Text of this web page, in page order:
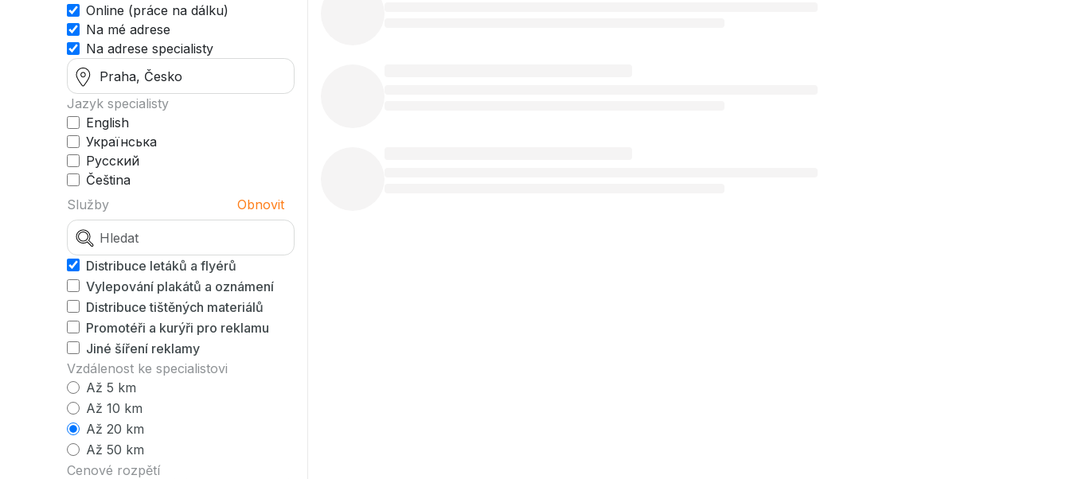
Online (práce na dálku)
Na mé adrese
Na adrese specialisty
Jazyk specialisty
English
Українська
Русский
Čeština
Služby
Obnovit
Distribuce letáků a flyérů
Vylepování plakátů a oznámení
Distribuce tištěných materiálů
Promotéři a kurýři pro reklamu
Jiné šíření reklamy
Vzdálenost ke specialistovi
Až 5 km
Až 10 km
Až 20 km
Až 50 km
Cenové rozpětí